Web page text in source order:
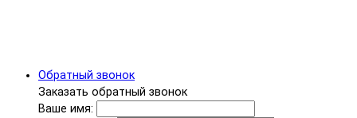
Обратный звонок
Заказать обратный звонок
Ваше имя: